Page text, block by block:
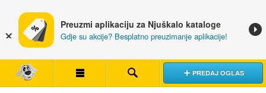
Preuzmi aplikaciju za Njuškalo kataloge
Gdje su akcije? Besplatno preuzimanje aplikacije!
PREDAJ OGLAS